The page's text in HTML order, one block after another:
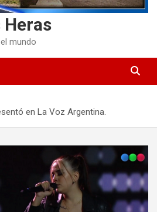
Heras
mundo
en La Voz Argentina.